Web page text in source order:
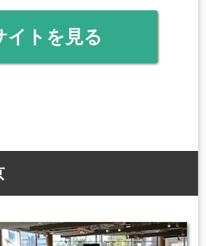
イトを見る